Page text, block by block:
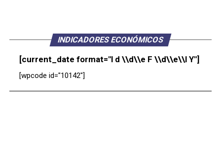
INDICADORES ECONÓMICOS
[current_date format="l d \\d\\e F \\d\\e\\l Y"]
[wpcode id="10142"]